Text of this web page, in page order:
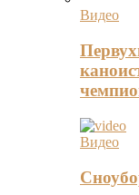
Видео
Видео